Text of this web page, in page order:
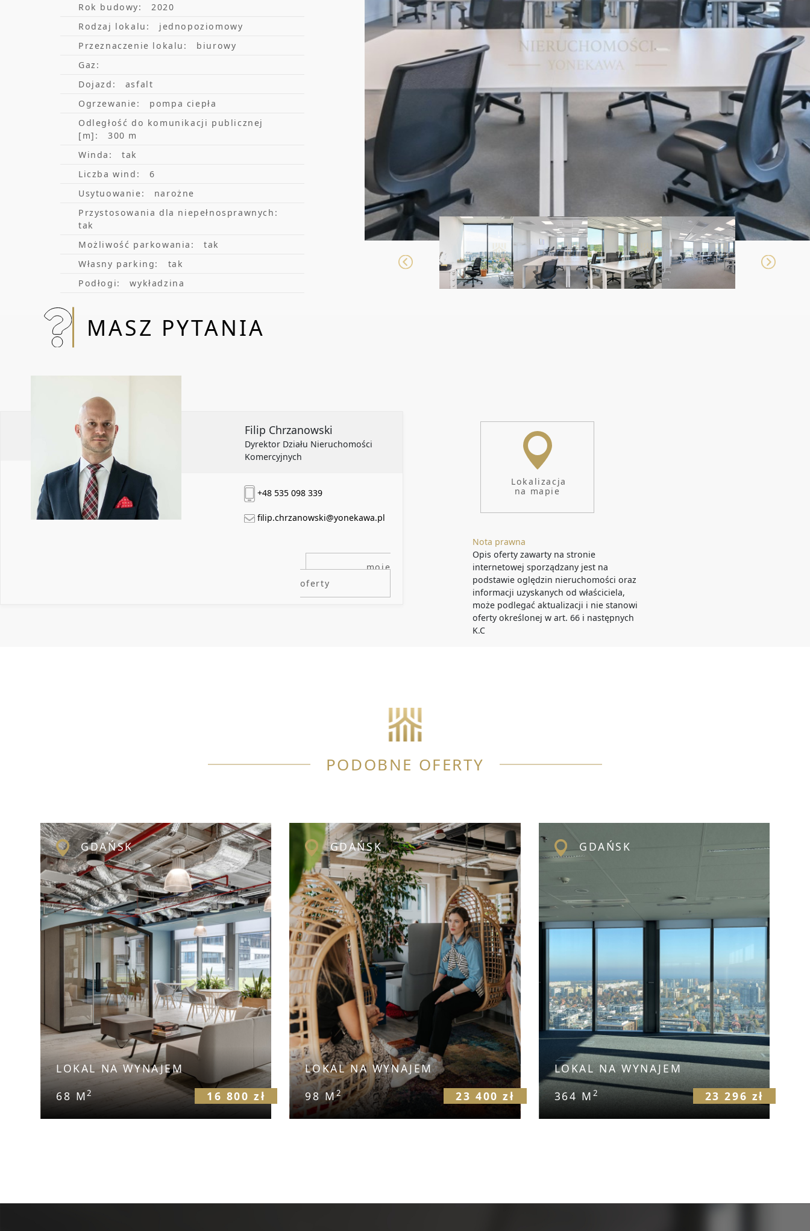
współczynnik powierzchni wspólnej ok. 20,00 %
media według wskazań liczników
możliwość uzyskania zachęt dla najemców, tj.
* wszystkie stawki netto (+ VAT)
Zapraszam po więcej szczegółów oraz na prezentację
Oferta dedykowana pod potrzeby najemcy
OBSŁUGA BEZPROWIZYJNA
WSPIERAM TRÓJMIEJSKIE FIRMY W WYBORZE,
ANALIZIE ORAZ NEGOCJACJACH WARUNKÓW NAJMU
WYPOSAŻENIE / PROJEKTY / WYCENY / REMONT
Rok budowy:
2020
Rodzaj lokalu:
jednopoziomowy
Przeznaczenie lokalu:
biurowy
Gaz:
Dojazd:
asfalt
Ogrzewanie:
pompa ciepła
Odległość do komunikacji publicznej
[m]:
300 m
Winda:
tak
Liczba wind:
6
Usytuowanie:
narożne
Przystosowania dla niepełnosprawnych:
tak
Możliwość parkowania:
tak
Własny parking:
tak
Podłogi:
wykładzina
MASZ PYTANIA
Filip Chrzanowski
Dyrektor Działu Nieruchomości
Komercyjnych
+48 535 098 339
filip.chrzanowski@yonekawa.pl
moje
oferty
Lokalizacja
na mapie
Nota prawna
Opis oferty zawarty na stronie
internetowej sporządzany jest na
podstawie oględzin nieruchomości oraz
informacji uzyskanych od właściciela,
może podlegać aktualizacji i nie stanowi
oferty określonej w art. 66 i następnych
K.C
PODOBNE OFERTY
GDAŃSK
LOKAL NA WYNAJEM
68 M2 16 800 zł
GDAŃSK
LOKAL NA WYNAJEM
98 M2 23 400 zł
GDAŃSK
LOKAL NA WYNAJEM
364 M2 23 296 zł